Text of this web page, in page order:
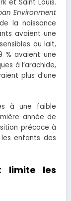
et Saint Louis.
Environment
la naissance
avaient une
au lait,
% avaient une
à l’arachide,
plus d’une
à une faible
année de
précoce à
enfants des
limite les